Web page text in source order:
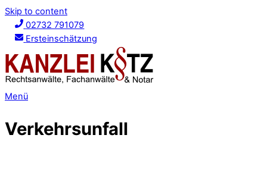
Skip to content
02732 791079
Ersteinschätzung
Menü
Verkehrsunfall